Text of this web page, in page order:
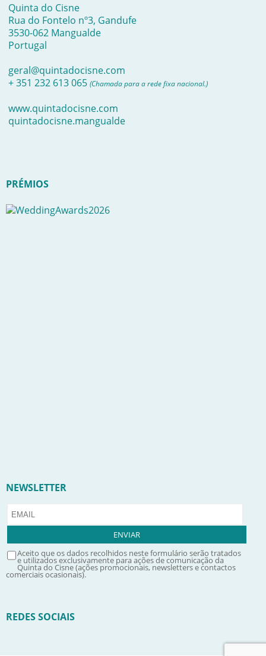
Quinta do Cisne
Rua do Fontelo nº3, Gandufe
3530-062 Mangualde
Portugal
geral@quintadocisne.com
+ 351 232 613 065 (Chamada para a rede fixa nacional.)
www.quintadocisne.com
quintadocisne.mangualde
PRÉMIOS
NEWSLETTER
Aceito que os dados recolhidos neste formulário serão tratados
e utilizados exclusivamente para ações de comunicação da
Quinta do Cisne (ações promocionais, newsletters e contactos
comerciais ocasionais).
REDES SOCIAIS